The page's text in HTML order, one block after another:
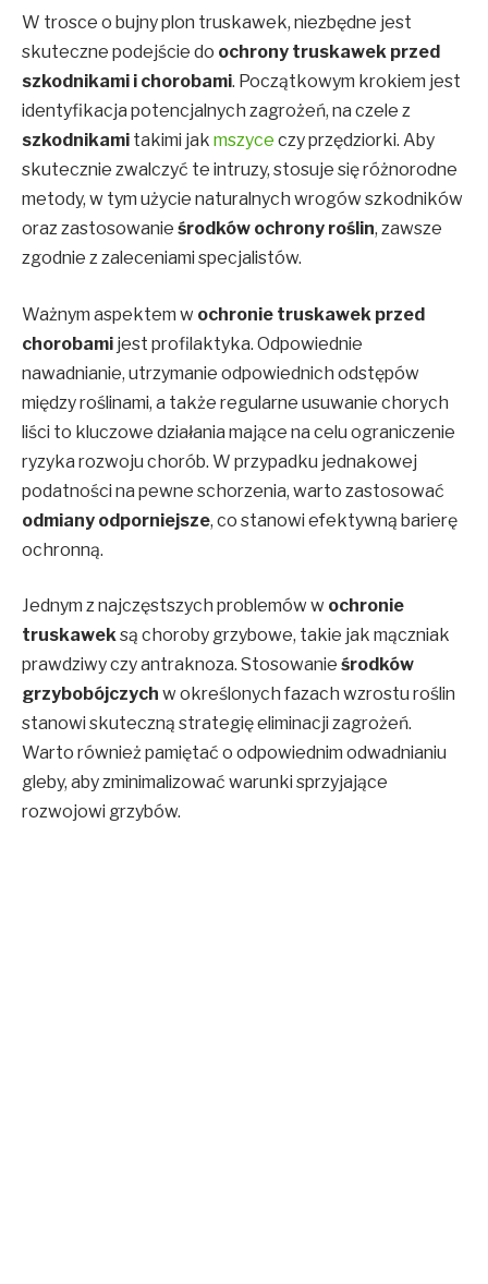
W trosce o bujny plon truskawek, niezbędne jest
skuteczne podejście do ochrony truskawek przed
szkodnikami i chorobami. Początkowym krokiem jest
identyfikacja potencjalnych zagrożeń, na czele z
szkodnikami takimi jak mszyce czy przędziorki. Aby
skutecznie zwalczyć te intruzy, stosuje się różnorodne
metody, w tym użycie naturalnych wrogów szkodników
oraz zastosowanie środków ochrony roślin, zawsze
zgodnie z zaleceniami specjalistów.
Ważnym aspektem w ochronie truskawek przed
chorobami jest profilaktyka. Odpowiednie
nawadnianie, utrzymanie odpowiednich odstępów
między roślinami, a także regularne usuwanie chorych
liści to kluczowe działania mające na celu ograniczenie
ryzyka rozwoju chorób. W przypadku jednakowej
podatności na pewne schorzenia, warto zastosować
odmiany odporniejsze, co stanowi efektywną barierę
ochronną.
Jednym z najczęstszych problemów w ochronie
truskaweksą choroby grzybowe, takie jak mączniak
prawdziwy czy antraknoza. Stosowanie środków
grzybobójczych w określonych fazach wzrostu roślin
stanowi skuteczną strategię eliminacji zagrożeń.
Warto również pamiętać o odpowiednim odwadnianiu
gleby, aby zminimalizować warunki sprzyjające
rozwojowi grzybów.